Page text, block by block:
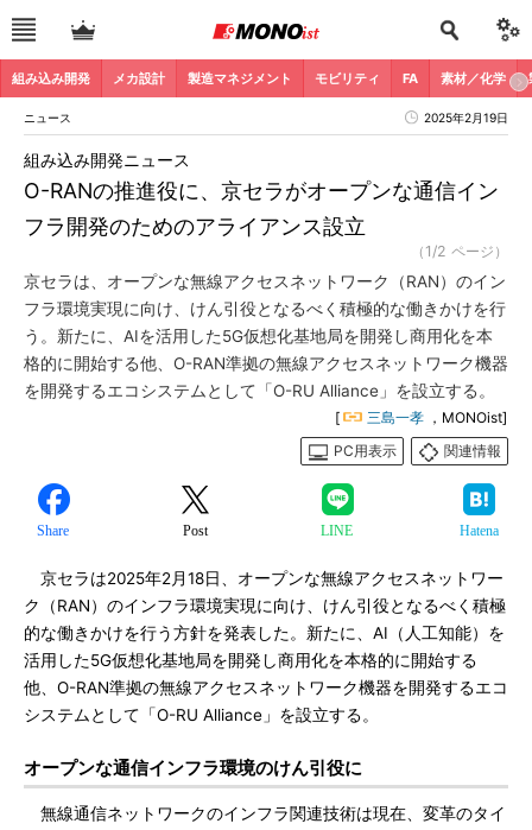
組み込み開発 メカ設計 製造マネジメント モビリティ FA 素材／化学
ニュース 2025年2月19日
O-RANの推進役に、京セラがオープンな通信イン
フラ開発のためのアライアンス設立
組み込み開発ニュース
（1/2 ページ）
京セラは、オープンな無線アクセスネットワーク（RAN）のイン
フラ環境実現に向け、けん引役となるべく積極的な働きかけを行
う。新たに、AIを活用した5G仮想化基地局を開発し商用化を本
格的に開始する他、O-RAN準拠の無線アクセスネットワーク機器
を開発するエコシステムとして「O-RU Alliance」を設立する。
[ 三島一孝 ，MONOist]
PC用表示
関連情報
Share Post LINE Hatena
京セラは2025年2月18日、オープンな無線アクセスネットワー
ク（RAN）のインフラ環境実現に向け、けん引役となるべく積極
的な働きかけを行う方針を発表した。新たに、AI（人工知能）を
活用した5G仮想化基地局を開発し商用化を本格的に開始する
他、O-RAN準拠の無線アクセスネットワーク機器を開発するエコ
システムとして「O-RU Alliance」を設立する。
オープンな通信インフラ環境のけん引役に
無線通信ネットワークのインフラ関連技術は現在、変革のタイ